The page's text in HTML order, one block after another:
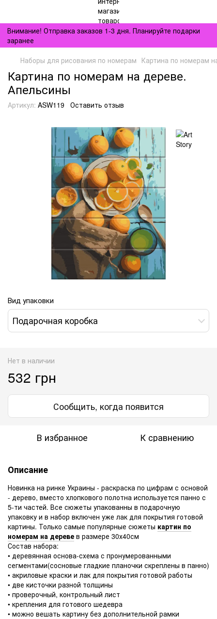
Внимание! Отправка заказов 1-3 дня. Планируйте подарки
заранее
Наборы для рисования по номерам Картина по номерам
Картина по номерам на дереве.
Апельсины
Артикул: ASW119 Оставить отзыв
Вид упаковки
Подарочная коробка
Нет в наличии
532 грн
Сообщить, когда появится
В избранное К сравнению
Описание
Новинка на ринке Украины - раскраска по цифрам с основой
- дерево, вместо хлопкового полотна используется панно с
5-ти частей. Все сюжеты упакованны в подарочную
упаковку и в набор включен уже лак для покрытия готовой
картины. Только самые популярные сюжеты картин по
номерам на дереве в размере 30х40см
Состав набора:
• деревянная основа-схема с пронумерованными
сегментами(сосновые гладкие планочки скреплены в панно)
• акриловые краски и лак для покрытия готовой работы
• две кисточки разной толщины
• проверочный, контрольный лист
• крепления для готового шедевра
• можно вешать картину без дополнительной рамки